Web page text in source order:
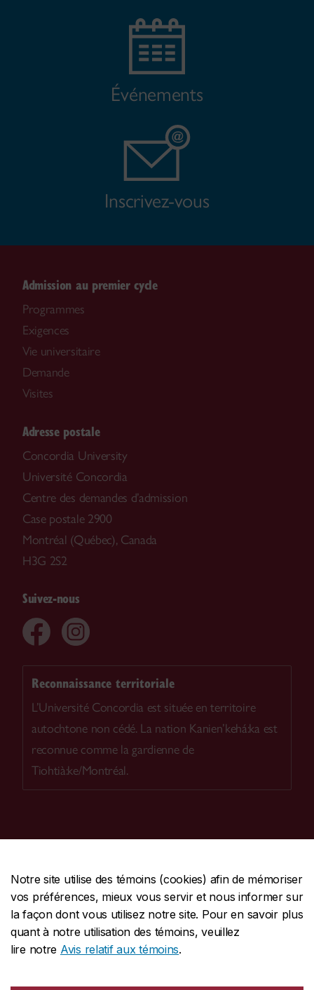
Notre site utilise des témoins (cookies) afin de mémoriser
vos préférences, mieux vous servir et nous informer sur
la façon dont vous utilisez notre site. Pour en savoir plus
quant à notre utilisation des témoins, veuillez
lire notre Avis relatif aux témoins.
Événements
Inscrivez-vous
Admission au premier cycle
Programmes
Exigences
Vie universitaire
Demande
Visites
Adresse postale
Concordia University
Université Concordia
Centre des demandes d’admission
Case postale 2900
Montréal (Québec), Canada
H3G 2S2
Suivez-nous
Reconnaissance territoriale
L’Université Concordia est située en territoire
autochtone non cédé. La nation Kanien’kehá:ka est
reconnue comme la gardienne de
Tiohtià:ke/Montréal.
CENTRALE514-848-2424
URGENCE514-848-3717
Protection et prévention | Accessibilité | Confidentialité
Conditions d'utilisation |